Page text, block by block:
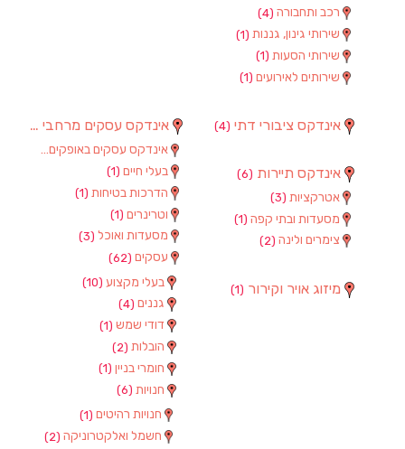
רכב ותחבורה (4)
שירותי גינון, גננות (1)
שירותי הסעות (1)
שירותים לאירועים (1)
אינדקס עסקים מרחבי (97)
אינדקס עסקים באופקים (8)
בעלי חיים (1)
הדרכות בטיחות (1)
וטרינרים (1)
מסעדות ואוכל (3)
עסקים (62)
בעלי מקצוע (10)
גננים (4)
דודי שמש (1)
הובלות (2)
חומרי בניין (1)
חנויות (6)
חנויות רהיטים (1)
חשמל ואלקטרוניקה (2)
אינדקס ציבורי דתי (4)
אינדקס תיירות (6)
אטרקציות (3)
מסעדות ובתי קפה (1)
צימרים ולינה (2)
מיזוג אויר וקירור (1)